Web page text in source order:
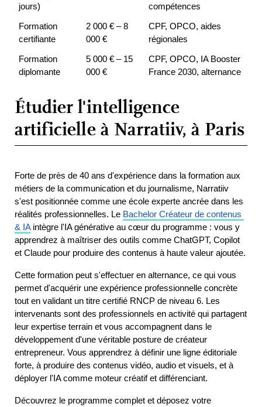
jours)
compétences
Formation
certifiante
2 000 € – 8
000 €
CPF, OPCO, aides
régionales
Formation
diplomante
5 000 € – 15
000 €
CPF, OPCO, IA Booster
France 2030, alternance
Étudier l'intelligence
artificielle à Narratiiv, à Paris
Forte de près de 40 ans d'expérience dans la formation aux
métiers de la communication et du journalisme, Narratiiv
s'est positionnée comme une école experte ancrée dans les
réalités professionnelles. Le Bachelor Créateur de contenus
& IA intègre l'IA générative au cœur du programme : vous y
apprendrez à maîtriser des outils comme ChatGPT, Copilot
et Claude pour produire des contenus à haute valeur ajoutée.
Cette formation peut s'effectuer en alternance, ce qui vous
permet d'acquérir une expérience professionnelle concrète
tout en validant un titre certifié RNCP de niveau 6. Les
intervenants sont des professionnels en activité qui partagent
leur expertise terrain et vous accompagnent dans le
développement d'une véritable posture de créateur
entrepreneur. Vous apprendrez à définir une ligne éditoriale
forte, à produire des contenus vidéo, audio et visuels, et à
déployer l'IA comme moteur créatif et différenciant.
Découvrez le programme complet et déposez votre